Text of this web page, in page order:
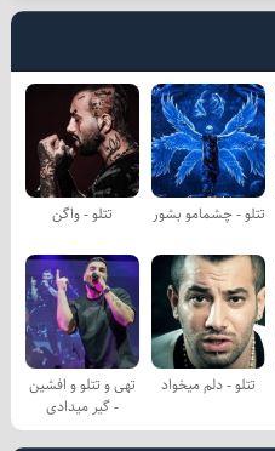
تتلو - چشمامو بشور تتلو - واگن
تتلو - دلم میخواد
تهی و تتلو و افشین
- گیر میدادی